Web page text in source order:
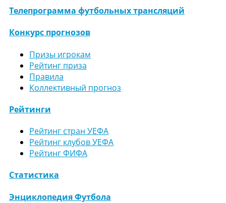
Телепрограмма футбольных трансляций
Конкурс прогнозов
Призы игрокам
Рейтинг приза
Правила
Коллективный прогноз
Рейтинги
Рейтинг стран УЕФА
Рейтинг клубов УЕФА
Рейтинг ФИФА
Статистика
Энциклопедия Футбола